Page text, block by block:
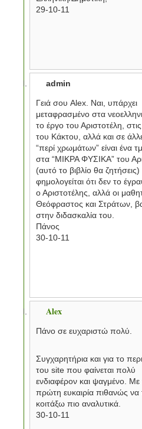
29-10-11
admin
Γειά σου Alex. Ναι, υπάρχει
μεταφρασμένο στα
το έργο του Αριστοτέλη,
του Κάκτου, αλλά και σε
“περί χρωμάτων” είναι ένα
στα “ΜΙΚΡΑ ΦΥΣΙΚΑ” του
(αυτό το βιβλίο θα
φημολογείται ότι δεν το
ο Αριστοτέλης, αλλά οι
Θεόφραστος και Στράτων,
στην διδασκαλία του.
Πάνος
30-10-11
Alex
Πάνο σε ευχαριστώ πολύ.
Συγχαρητήρια και για το
του site που φαίνεται πολύ
ενδιαφέρον και ψαγμένο. Με
πρώτη ευκαιρία πιθανώς να
κοιτάξω πιο αναλυτικά.
30-10-11